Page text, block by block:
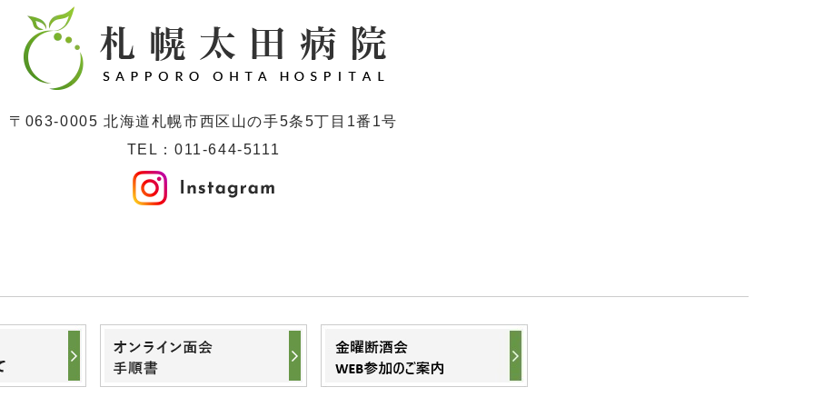
〒063-0005 北海道札幌市西区山の手5条5丁目1番1号
TEL：011-644-5111